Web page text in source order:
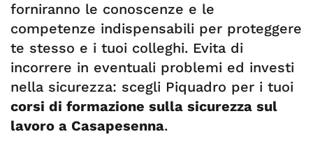
forniranno le conoscenze e le
competenze indispensabili per proteggere
te stesso e i tuoi colleghi. Evita di
incorrere in eventuali problemi ed investi
nella sicurezza: scegli Piquadro per i tuoi
corsi di formazione sulla sicurezza sul
lavoro a Casapesenna.